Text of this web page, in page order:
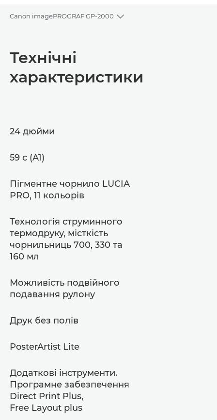
Canon imagePROGRAF GP-2000
Toggle breadcrumbs
Технічні характеристики
Технічні
характеристики
24 дюйми
59 с (A1)
Пігментне чорнило LUCIA
PRO, 11 кольорів
Технологія струминного
термодруку, місткість
чорнильниць 700, 330 та
160 мл
Можливість подвійного
подавання рулону
Друк без полів
PosterArtist Lite
Додаткові інструменти.
Програмне забезпечення
Direct Print Plus,
Free Layout plus